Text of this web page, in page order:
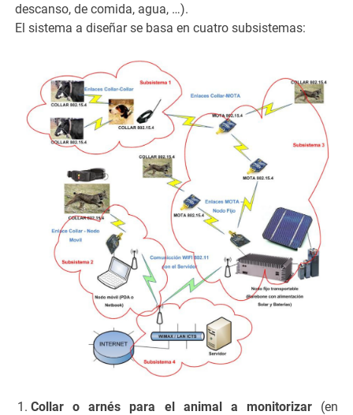
descanso, de comida, agua, …).
El sistema a diseñar se basa en cuatro subsistemas:
Collar o arnés para el animal a monitorizar(en